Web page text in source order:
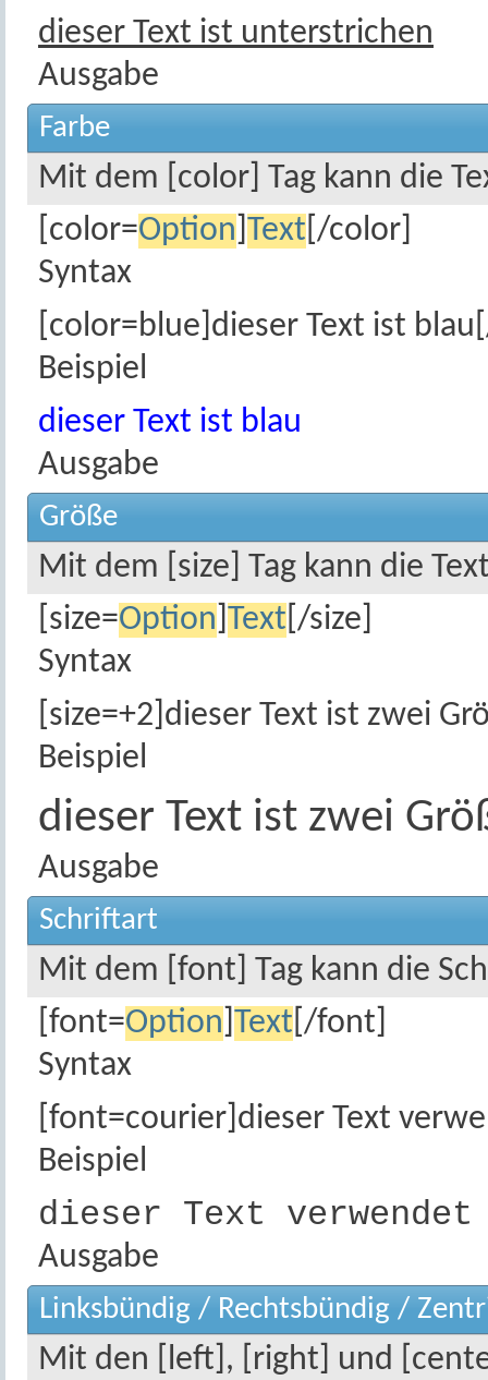
dieser Text ist unterstrichen
Ausgabe
Farbe
Mit dem [color] Tag kann die
[color=Option Text [/color]
Syntax
[color=blue]dieser Text ist
Beispiel
dieser Text ist blau
Ausgabe
Größe
Mit dem [size] Tag kann die
[size=Option Text [/size]
Syntax
[size=+2]dieser Text ist zwei
Beispiel
dieser Text ist zwei
Ausgabe
Schriftart
Mit dem [font] Tag kann die
[font=Option Text [/font]
Syntax
[font=courier]dieser Text
Beispiel
dieser Text
Ausgabe
Linksbündig / Rechtsbündig /
Mit den [left], [right] und